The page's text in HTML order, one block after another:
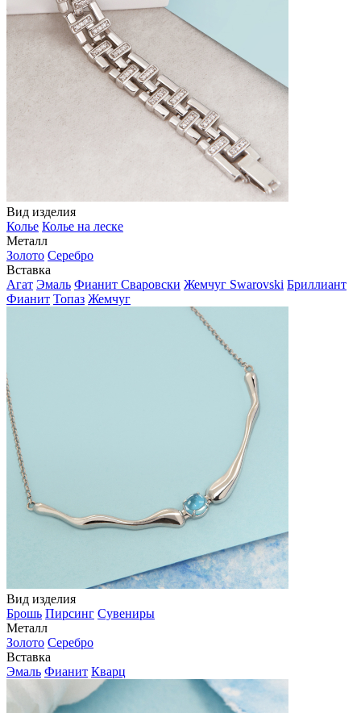
Вид изделия
Колье Колье на леске
Металл
Золото Серебро
Вставка
Агат Эмаль Фианит Сваровски Жемчуг Swarovski Бриллиант
Фианит Топаз Жемчуг
Вид изделия
Брошь Пирсинг Сувениры
Металл
Золото Серебро
Вставка
Эмаль Фианит Кварц